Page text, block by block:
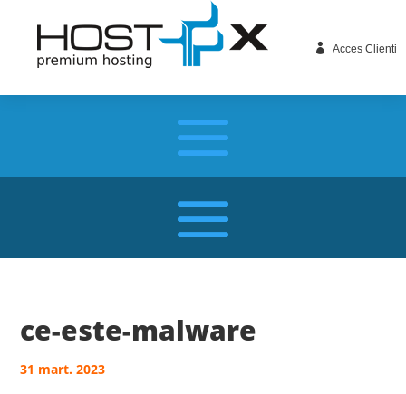
 Acces Clienti
ce-este-malware
31 mart. 2023